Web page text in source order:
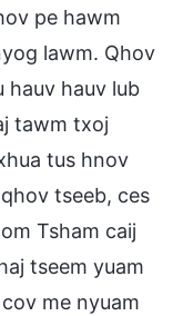
pe hawm
lawm. Qhov
hauv lub
tawm txoj
tus hnov
tseeb, ces
Tsham caij
tseem yuam
me nyuam